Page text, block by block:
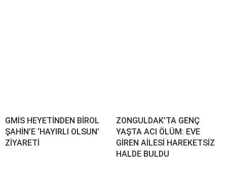
GMİS HEYETİNDEN BİROL
ŞAHİN’E ‘HAYIRLI OLSUN’
ZİYARETİ
ZONGULDAK’TA GENÇ
YAŞTA ACI ÖLÜM: EVE
GİREN AİLESİ HAREKETSİZ
HALDE BULDU